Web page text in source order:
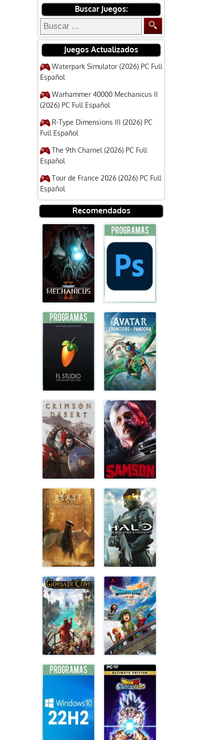
Buscar Juegos:
Juegos Actualizados
Waterpark Simulator (2026) PC Full
Español
Warhammer 40000 Mechanicus II
(2026) PC Full Español
R-Type Dimensions III (2026) PC
Full Español
The 9th Charnel (2026) PC Full
Español
Tour de France 2026 (2026) PC Full
Español
Recomendados